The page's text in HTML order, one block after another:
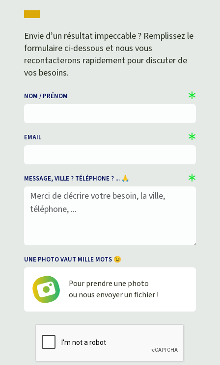
Envie d’un résultat impeccable ? Remplissez le
formulaire ci-dessous et nous vous
recontacterons rapidement pour discuter de
vos besoins.
NOM / PRÉNOM
EMAIL
MESSAGE, VILLE ? TÉLÉPHONE ? ... 🙏
UNE PHOTO VAUT MILLE MOTS 😉
Pour prendre une photo
ou nous envoyer un fichier !